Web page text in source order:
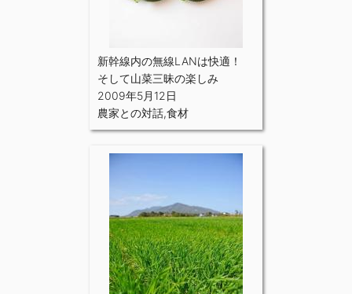
新幹線内の無線LANは快適！
そして山菜三昧の楽しみ
2009年5月12日
農家との対話,食材